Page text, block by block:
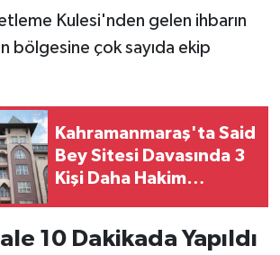
Kulesi'nden gelen ihbarın
bölgesine çok sayıda ekip
Kahramanmaraş'ta Said
Bey Sitesi Davasında 3
Kişi Daha Hakim
10 Dakikada Yapıldı